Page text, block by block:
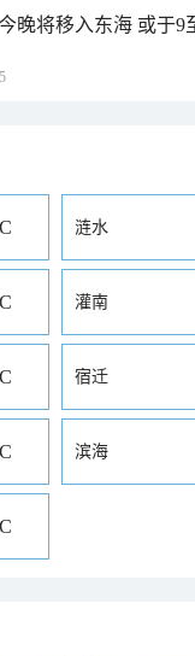
晚将移入东海 或于9
涟水
灌南
宿迁
滨海